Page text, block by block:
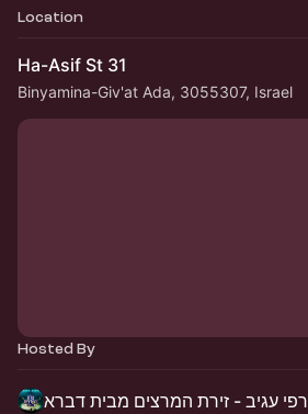
Location
Ha-Asif St 31
Binyamina-Giv'at Ada, 3055307, Israel
Hosted By
רפי עגיב - זירת המרצים מבית דברא